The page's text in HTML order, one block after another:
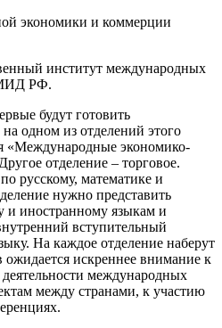
экономики и коммерции
институт международных
МИД РФ.
будут готовить
одном из отделений этого
«Международные экономико-
отделение – торговое.
русскому, математике и
нужно представить
и иностранному языкам и
вступительный
На каждое отделение наберут
ожидается искреннее внимание к
международных
между странами, к участию